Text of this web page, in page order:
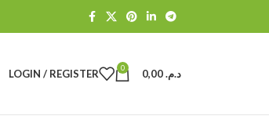
LOGIN / REGISTER 0 د.م.